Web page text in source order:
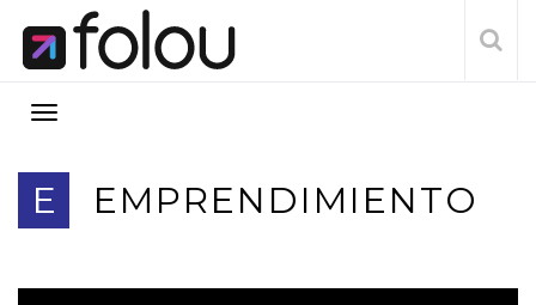
E EMPRENDIMIENTO